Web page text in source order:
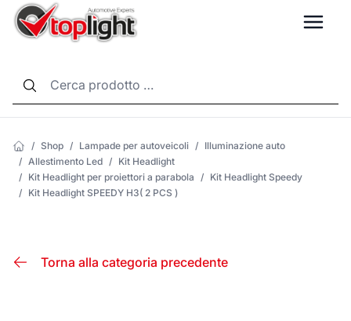
/ Shop / Lampade per autoveicoli / Illuminazione auto
/ Allestimento Led / Kit Headlight
/ Kit Headlight per proiettori a parabola / Kit Headlight Speedy
/ Kit Headlight SPEEDY H3( 2 PCS )
Torna alla categoria precedente